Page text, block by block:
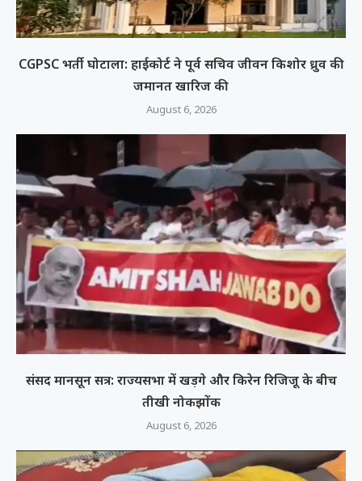
CGPSC भर्ती घोटाला: हाईकोर्ट ने पूर्व सचिव जीवन किशोर ध्रुव की
जमानत खारिज की
August 6, 2026
संसद मानसून सत्र: राज्यसभा में खड़गे और किरेन रिजिजू के बीच
तीखी नोकझोंक
August 6, 2026